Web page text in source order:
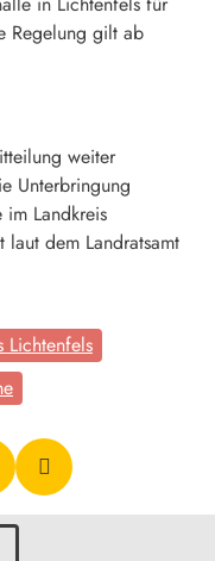
Regelung gilt ab
weiter
Unterbringung
Landkreis
dem Landratsamt
Lichtenfels